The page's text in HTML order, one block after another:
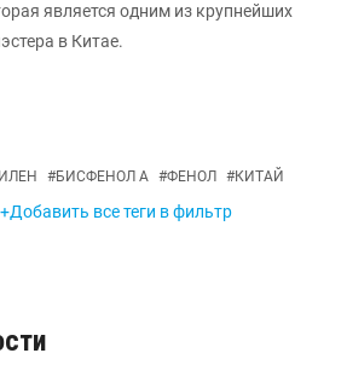
является одним из крупнейших
в Китае.
#БИСФЕНОЛ А #ФЕНОЛ #КИТАЙ
+Добавить все теги в фильтр